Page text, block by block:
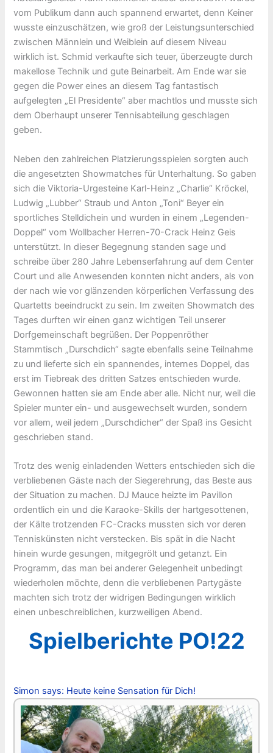
vom Publikum dann auch spannend erwartet, denn Keiner
wusste einzuschätzen, wie groß der Leistungsunterschied
zwischen Männlein und Weiblein auf diesem Niveau
wirklich ist. Schmid verkaufte sich teuer, überzeugte durch
makellose Technik und gute Beinarbeit. Am Ende war sie
gegen die Power eines an diesem Tag fantastisch
aufgelegten „El Presidente“ aber machtlos und musste sich
dem Oberhaupt unserer Tennisabteilung geschlagen
geben.
Neben den zahlreichen Platzierungsspielen sorgten auch
die angesetzten Showmatches für Unterhaltung. So gaben
sich die Viktoria-Urgesteine Karl-Heinz „Charlie“ Kröckel,
Ludwig „Lubber“ Straub und Anton „Toni“ Beyer ein
sportliches Stelldichein und wurden in einem „Legenden-
Doppel“ vom Wollbacher Herren-70-Crack Heinz Geis
unterstützt. In dieser Begegnung standen sage und
schreibe über 280 Jahre Lebenserfahrung auf dem Center
Court und alle Anwesenden konnten nicht anders, als von
der nach wie vor glänzenden körperlichen Verfassung des
Quartetts beeindruckt zu sein. Im zweiten Showmatch des
Tages durften wir einen ganz wichtigen Teil unserer
Dorfgemeinschaft begrüßen. Der Poppenröther
Stammtisch „Durschdich“ sagte ebenfalls seine Teilnahme
zu und lieferte sich ein spannendes, internes Doppel, das
erst im Tiebreak des dritten Satzes entschieden wurde.
Gewonnen hatten sie am Ende aber alle. Nicht nur, weil die
Spieler munter ein- und ausgewechselt wurden, sondern
vor allem, weil jedem „Durschdicher“ der Spaß ins Gesicht
geschrieben stand.
Trotz des wenig einladenden Wetters entschieden sich die
verbliebenen Gäste nach der Siegerehrung, das Beste aus
der Situation zu machen. DJ Mauce heizte im Pavillon
ordentlich ein und die Karaoke-Skills der hartgesottenen,
der Kälte trotzenden FC-Cracks mussten sich vor deren
Tenniskünsten nicht verstecken. Bis spät in die Nacht
hinein wurde gesungen, mitgegrölt und getanzt. Ein
Programm, das man bei anderer Gelegenheit unbedingt
wiederholen möchte, denn die verbliebenen Partygäste
machten sich trotz der widrigen Bedingungen wirklich
einen unbeschreiblichen, kurzweiligen Abend.
Spielberichte PO!22
Simon says: Heute keine Sensation für Dich!